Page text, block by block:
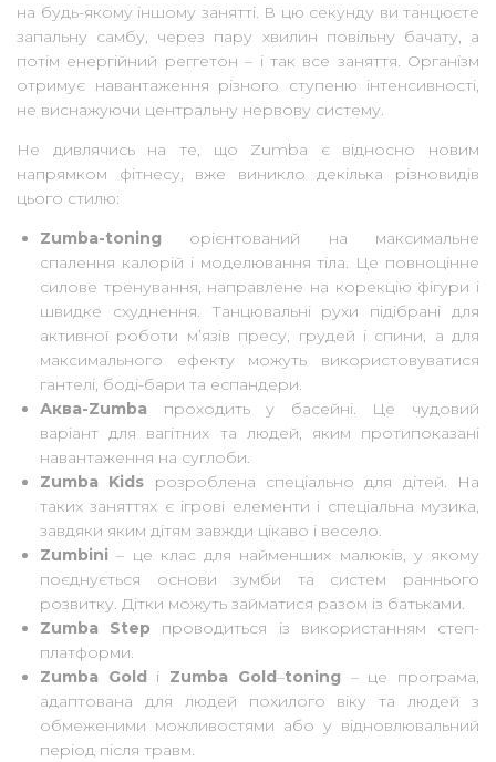
на будь-якому іншому занятті. В цю секунду ви танцюєте
запальну самбу, через пару хвилин повільну бачату, а
потім енергійний реггетон – і так все заняття. Організм
отримує навантаження різного ступеню інтенсивності,
не виснажуючи центральну нервову систему.
Не дивлячись на те, що Zumba є відносно новим
напрямком фітнесу, вже виникло декілька різновидів
цього стилю:
Zumba-toning орієнтований на максимальне
спалення калорій і моделювання тіла. Це повноцінне
силове тренування, направлене на корекцію фігури і
швидке схуднення. Танцювальні рухи підібрані для
активної роботи м’язів пресу, грудей і спини, а для
максимального ефекту можуть використовуватися
гантелі, боді-бари та еспандери.
Аква-Zumba проходить у басейні. Це чудовий
варіант для вагітних та людей, яким протипоказані
навантаження на суглоби.
Zumba Kids розроблена спеціально для дітей. На
таких заняттях є ігрові елементи і спеціальна музика,
завдяки яким дітям завжди цікаво і весело.
Zumbini– це клас для найменших малюків, у якому
поєднується основи зумби та систем раннього
розвитку. Дітки можуть займатися разом із батьками.
Zumba Step проводиться із використанням степ-
платформи.
Zumba Gold і Zumba Gold–toning – це програма,
адаптована для людей похилого віку та людей з
обмеженими можливостями або у відновлювальний
період після травм.